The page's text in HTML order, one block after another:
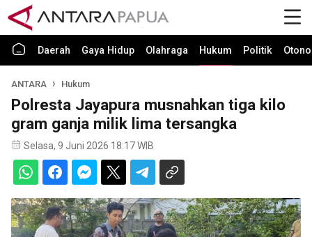
Daerah Gaya Hidup Olahraga Hukum Politik
ANTARA Hukum
Polresta Jayapura musnahkan tiga kilo
gram ganja milik lima tersangka
Selasa, 9 Juni 2026 18:17 WIB